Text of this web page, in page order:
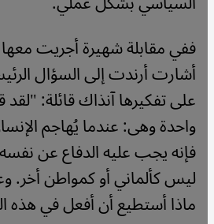
أشارت أرندت إلى السؤال
على تفكيرها آنذاك قائلة:
واحدة وهى: عندما يُهاجم
فإنه يجب عليه الدفاع عن
ليس كألماني أو كمواطن أخر.
ماذا أستطيع أن أفعل في هذه